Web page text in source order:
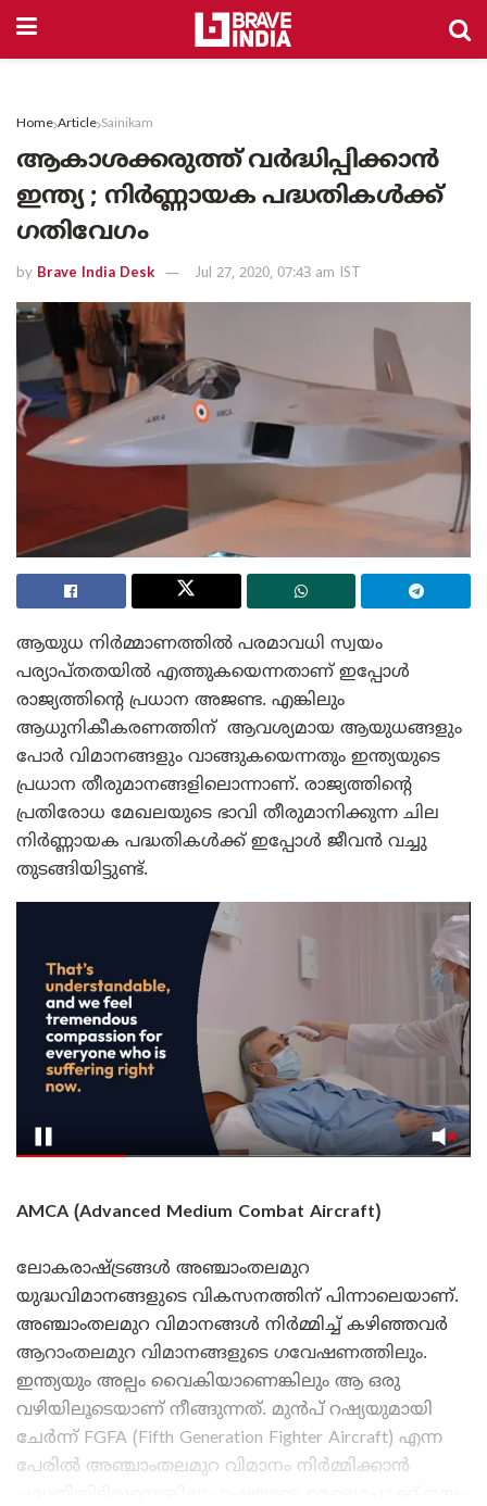
Home Article Sainikam
ആകാശക്കരുത്ത് വർദ്ധിപ്പിക്കാൻ
ഇന്ത്യ ; നിർണ്ണായക പദ്ധതികൾക്ക്
ഗതിവേഗം
by Brave India Desk Jul 27, 2020, 07:43 am IST
ആയുധ നിർമ്മാണത്തിൽ പരമാവധി സ്വയം
പര്യാപ്തതയിൽ എത്തുകയെന്നതാണ് ഇപ്പോൾ
രാജ്യത്തിന്റെ പ്രധാന അജണ്ട. എങ്കിലും
ആധുനികീകരണത്തിന് ആവശ്യമായ ആയുധങ്ങളും
പോർ വിമാനങ്ങളും വാങ്ങുകയെന്നതും ഇന്ത്യയുടെ
പ്രധാന തീരുമാനങ്ങളിലൊന്നാണ്. രാജ്യത്തിന്റെ
പ്രതിരോധ മേഖലയുടെ ഭാവി തീരുമാനിക്കുന്ന ചില
നിർണ്ണായക പദ്ധതികൾക്ക് ഇപ്പോൾ ജീവൻ വച്ചു
തുടങ്ങിയിട്ടുണ്ട്.
AMCA (Advanced Medium Combat Aircraft)
ലോകരാഷ്ട്രങ്ങൾ അഞ്ചാംതലമുറ
യുദ്ധവിമാനങ്ങളുടെ വികസനത്തിന് പിന്നാലെയാണ്.
അഞ്ചാംതലമുറ വിമാനങ്ങൾ നിർമ്മിച്ച് കഴിഞ്ഞവർ
ആറാംതലമുറ വിമാനങ്ങളുടെ ഗവേഷണത്തിലും.
ഇന്ത്യയും അല്പം വൈകിയാണെങ്കിലും ആ ഒരു
വഴിയിലൂടെയാണ് നീങ്ങുന്നത്. മുൻപ് റഷ്യയുമായി
ചേർന്ന് FGFA (Fifth Generation Fighter Aircraft) എന്ന
പേരിൽ അഞ്ചാംതലമുറ വിമാനം നിർമ്മിക്കാൻ